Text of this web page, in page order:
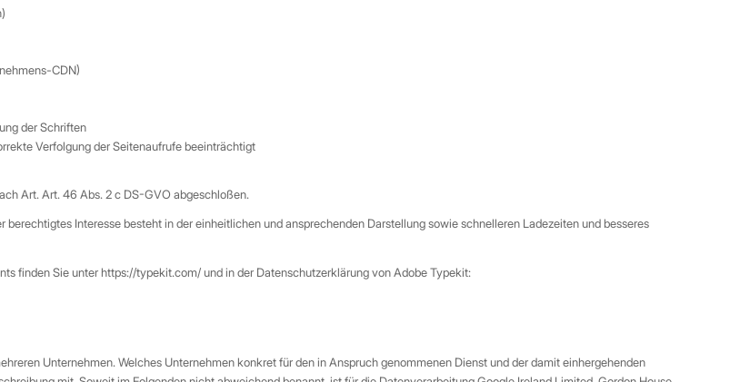
CDN)
der Schriften
Verfolgung der Seitenaufrufe beeinträchtigt
Art. Art. 46 Abs. 2 c DS-GVO abgeschloßen.
berechtigtes Interesse besteht in der einheitlichen und ansprechenden Darstellung sowie schnelleren Ladezeiten und besseres
finden Sie unter https://typekit.com/ und in der Datenschutzerklärung von Adobe Typekit:
Unternehmen. Welches Unternehmen konkret für den in Anspruch genommenen Dienst und der damit einhergehenden